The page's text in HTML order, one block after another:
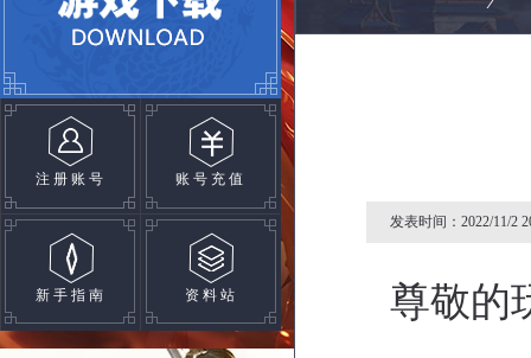
注册账号 账号充值
新手指南 资料站
发表时间：2022/11/2
尊敬的